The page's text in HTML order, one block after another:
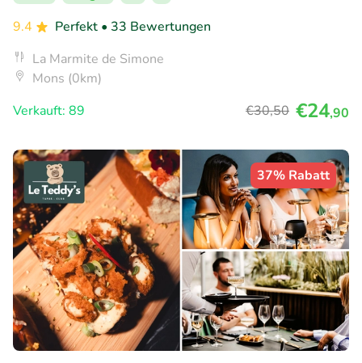
9.4
Perfekt • 33 Bewertungen
La Marmite de Simone
Mons (0km)
Verkauft: 89
€30,50 €24,90
37% Rabatt